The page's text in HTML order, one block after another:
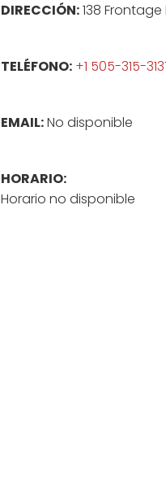
DIRECCIÓN:138 Frontage
TELÉFONO: +1 505-315-
EMAIL:No disponible
HORARIO:
Horario no disponible